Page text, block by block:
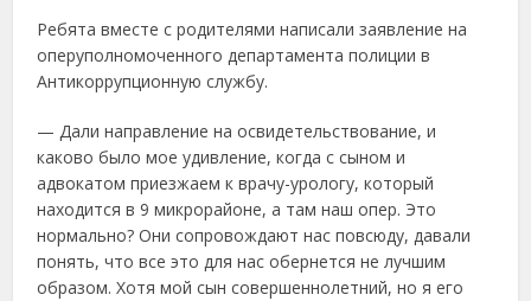
Ребята вместе с родителями написали заявление на
оперуполномоченного департамента полиции в
Антикоррупционную службу.
— Дали направление на освидетельствование, и
каково было мое удивление, когда с сыном и
адвокатом приезжаем к врачу-урологу, который
находится в 9 микрорайоне, а там наш опер. Это
нормально? Они сопровождают нас повсюду, давали
понять, что все это для нас обернется не лучшим
образом. Хотя мой сын совершеннолетний, но я его